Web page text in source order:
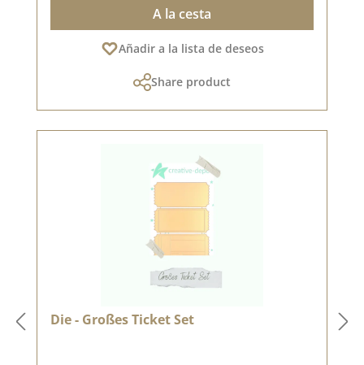
A la cesta
Añadir a la lista de deseos
Share product
Die - Großes Ticket Set